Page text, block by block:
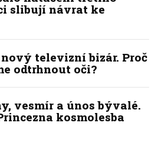
slibují návrat ke
televizní bizár. Proč
odtrhnout oči?
vesmír a únos bývalé.
kosmolesba